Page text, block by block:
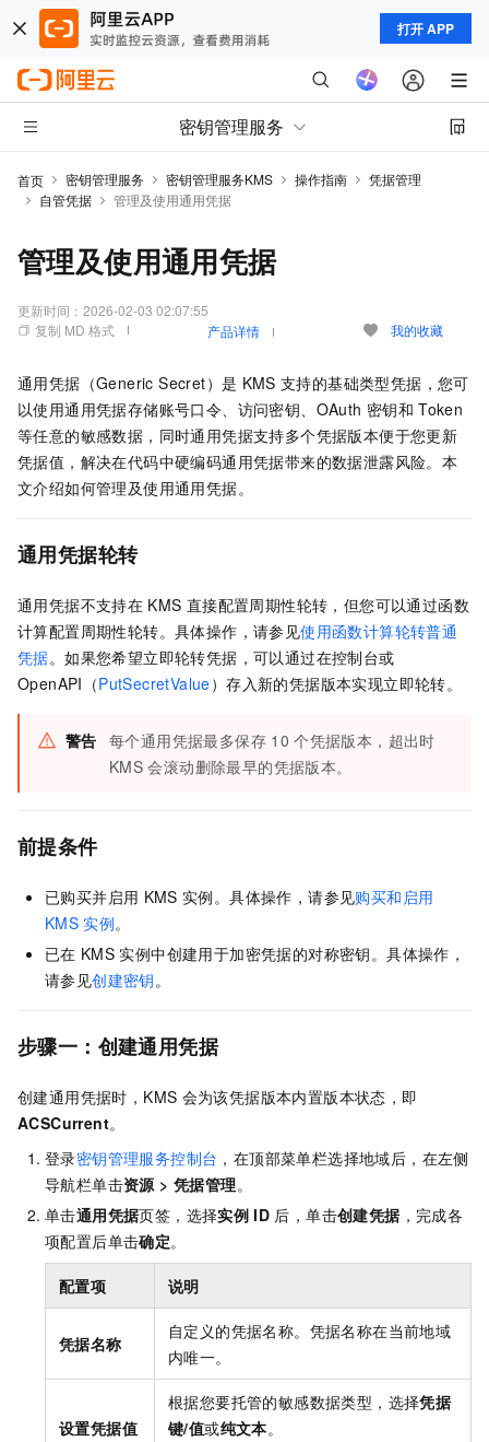
打开 APP
密钥管理服务
首页 密钥管理服务 密钥管理服务KMS 操作指南
凭据管理
自管凭据
管理及使用通用凭据
管理及使用通用凭据
更新时间： 2026-02-03 02:07:55
复制 MD 格式
产品详情 我的收藏
通用凭据（Generic Secret）是 KMS 支持的基础类型凭据，您可
以使用通用凭据存储账号口令、访问密钥、OAuth 密钥和 Token
等任意的敏感数据，同时通用凭据支持多个凭据版本便于您更新
凭据值，解决在代码中硬编码通用凭据带来的数据泄露风险。本
文介绍如何管理及使用通用凭据。
通用凭据轮转
通用凭据不支持在 KMS 直接配置周期性轮转，但您可以通过函数
计算配置周期性轮转。具体操作，请参见使用函数计算轮转普通
凭据。如果您希望立即轮转凭据，可以通过在控制台或
OpenAPI（PutSecretValue）存入新的凭据版本实现立即轮转。
警告 每个通用凭据最多保存 10 个凭据版本，超出时
KMS 会滚动删除最早的凭据版本。
前提条件
已购买并启用 KMS 实例。具体操作，请参见购买和启用
KMS 实例。
已在 KMS 实例中创建用于加密凭据的对称密钥。具体操作，
请参见创建密钥。
步骤一：创建通用凭据
创建通用凭据时，KMS 会为该凭据版本内置版本状态，即
ACSCurrent。
登录密钥管理服务控制台 ，在顶部菜单栏选择地域后，在左侧
导航栏单击资源>凭据管理。
单击通用凭据页签，选择实例 ID 后，单击创建凭据，完成各
项配置后单击确定。
配置项 说明
凭据名称
自定义的凭据名称。凭据名称在当前地域
内唯一。
设置凭据值
根据您要托管的敏感数据类型，选择凭据
键/值或纯文本。